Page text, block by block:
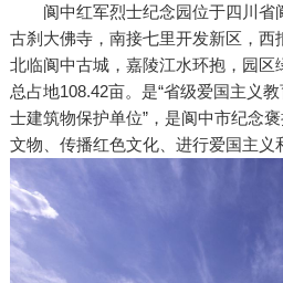
阆中红军烈士纪念园位于四川
古刹大佛寺，南接七里开发新区，西
北临阆中古城，嘉陵江水环抱，园区
总占地108.42亩。是“省级爱国主义
士建筑物保护单位”，是阆中市纪念
文物、传播红色文化、进行爱国主义